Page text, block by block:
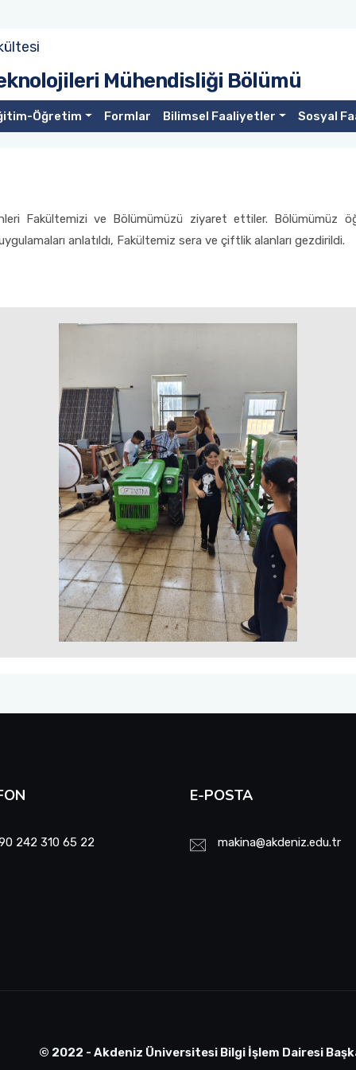
Mühendisliği Bölümü
Öğretim Formlar Bilimsel Faaliyetler Sosyal
Fakültemizi ve Bölümümüzü ziyaret ettiler. Bölümümüz
anlatıldı, Fakültemiz sera ve çiftlik alanları gezdirildi.
242 310 65 22
E-POSTA
makina@akdeniz.edu.tr
© 2022 - Akdeniz Üniversitesi Bilgi İşlem Dairesi